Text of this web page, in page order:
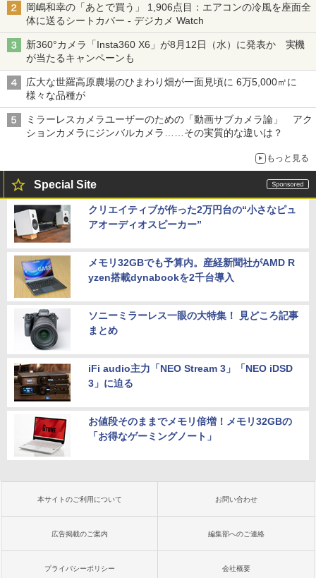
岡嶋和幸の「あとで買う」 1,906点目：エアコンの冷風を座面全
体に送るシートカバー - デジカメ Watch
新360°カメラ「Insta360 X6」が8月12日（水）に発表か 実機
が当たるキャンペーンも
広大な世羅高原農場のひまわり畑が一面見頃に 6万5,000㎡に
様々な品種が
ミラーレスカメラユーザーのための「動画サブカメラ論」 アク
ションカメラにジンバルカメラ……その実質的な違いは？
もっと見る
Special Site
クリエイティブが作った2万円台の“小さなピュ
アオーディオスピーカー”
メモリ32GBでも予算内。産経新聞社がAMD R
yzen搭載dynabookを2千台導入
ソニーミラーレス一眼の大特集！ 見どころ記事
まとめ
iFi audio主力「NEO Stream 3」「NEO iDSD
3」に迫る
お値段そのままでメモリ倍増！メモリ32GBの
「お得なゲーミングノート」
本サイトのご利用について お問い合わせ
広告掲載のご案内 編集部へのご連絡
プライバシーポリシー 会社概要